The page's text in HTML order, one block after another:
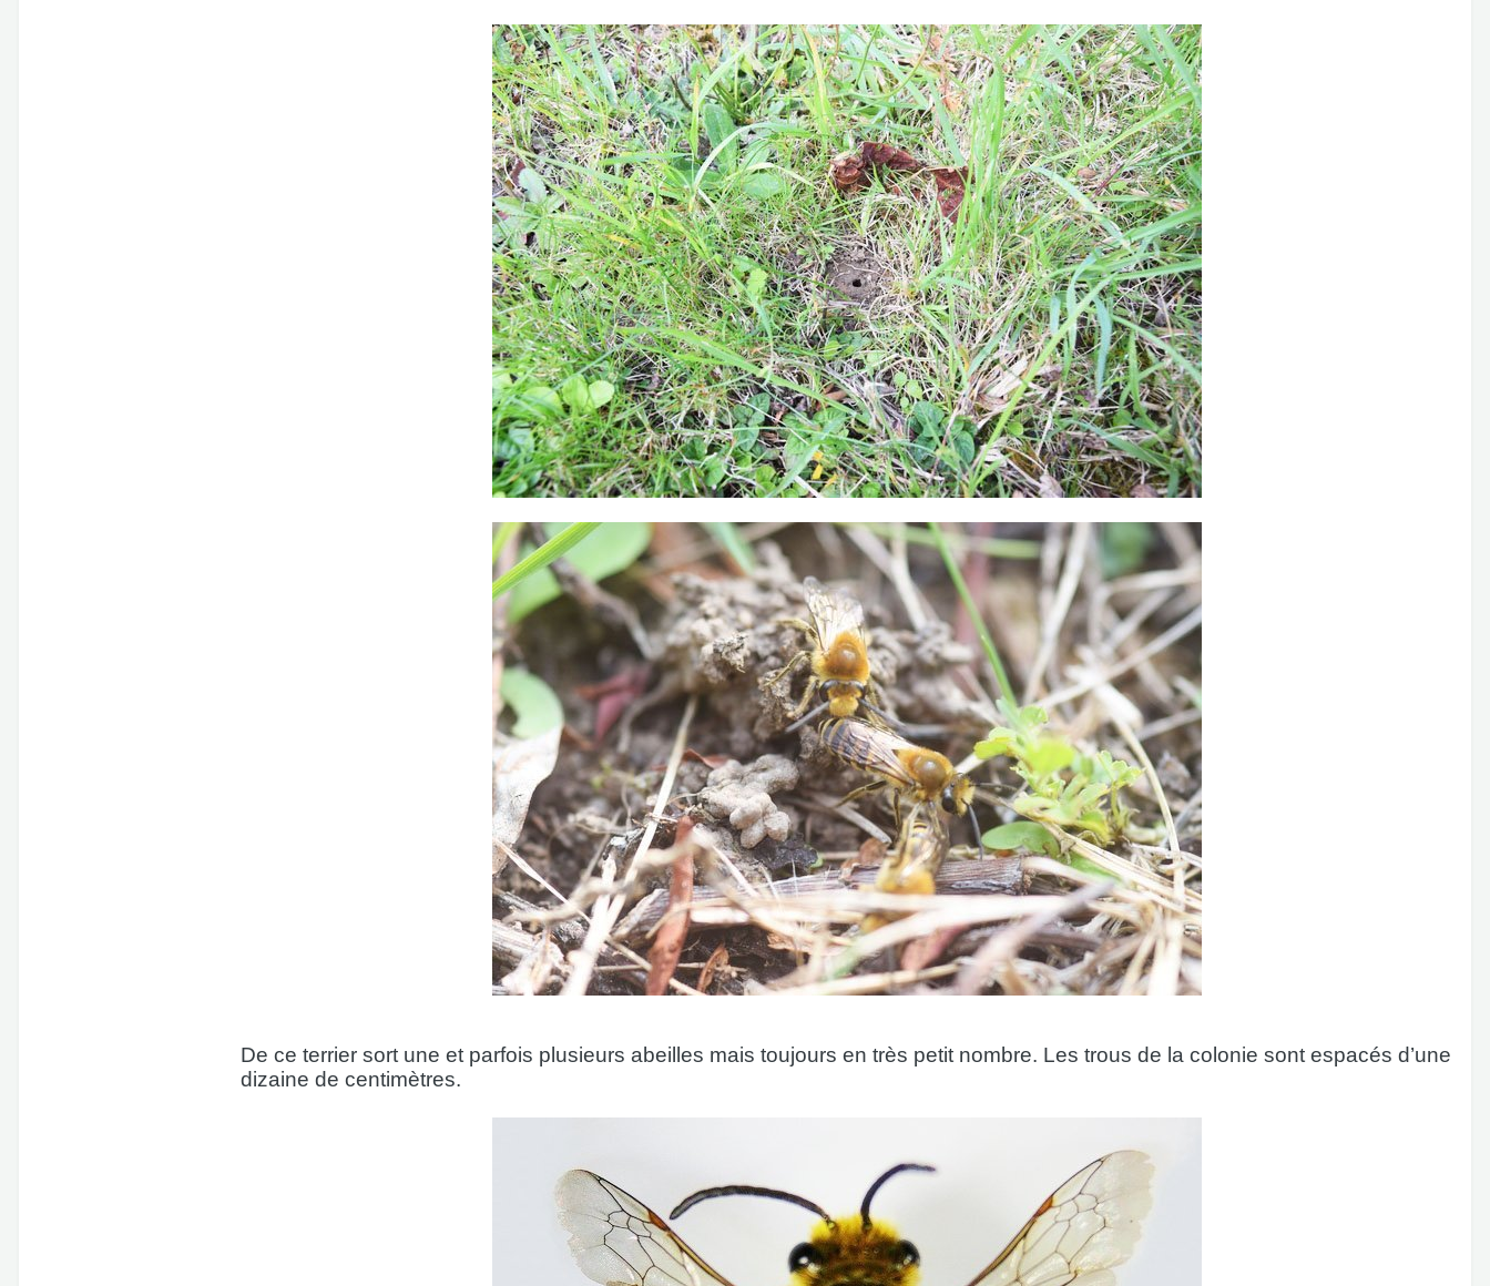
De ce terrier sort une et parfois plusieurs abeilles mais toujours en très petit nombre. Les trous de la colonie sont espacés d’une
dizaine de centimètres.